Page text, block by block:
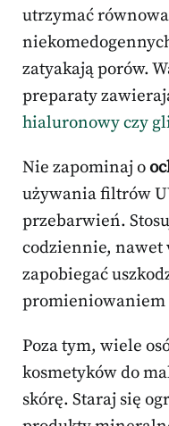
utrzymać
zatyakają porów.
preparaty
hialuronowy czy
Nie zapominaj o
używania filtrów
przebarwień.
codziennie, nawet
zapobiegać
promieniowaniem
Poza tym, wiele
kosmetyków do
skórę. Staraj się